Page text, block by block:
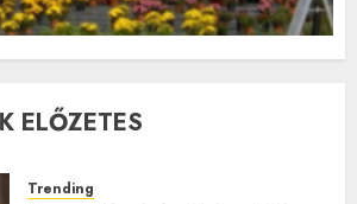
ELŐZETES
Trending